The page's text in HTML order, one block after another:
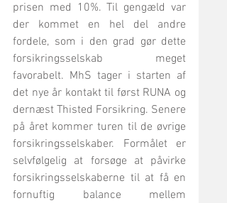
prisen med 10%. Til gengæld var
der kommet en hel del andre
fordele, som i den grad gør dette
forsikringsselskab meget
favorabelt. MhS tager i starten af
det nye år kontakt til først RUNA og
dernæst Thisted Forsikring. Senere
på året kommer turen til de øvrige
forsikringsselskaber. Formålet er
selvfølgelig at forsøge at påvirke
forsikringsselskaberne til at få en
fornuftig balance mellem